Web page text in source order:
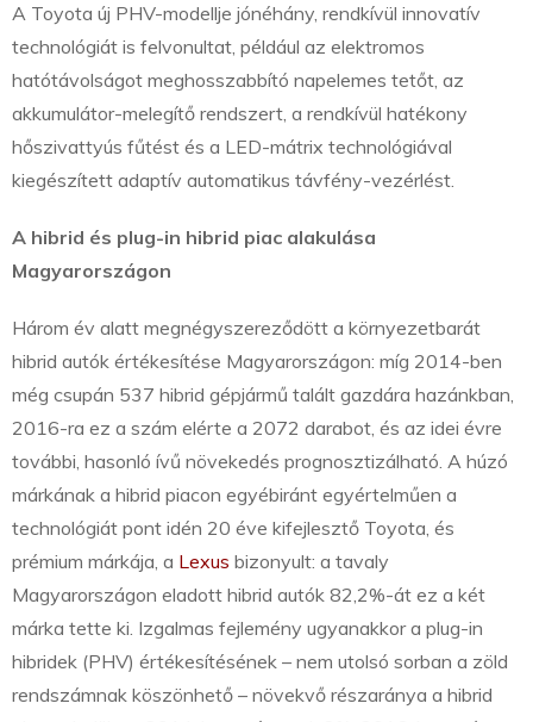
A Toyota új PHV-modellje jónéhány, rendkívül innovatív
technológiát is felvonultat, például az elektromos
hatótávolságot meghosszabbító napelemes tetőt, az
akkumulátor-melegítő rendszert, a rendkívül hatékony
hőszivattyús fűtést és a LED-mátrix technológiával
kiegészített adaptív automatikus távfény-vezérlést.
A hibrid és plug-in hibrid piac alakulása
Magyarországon
Három év alatt megnégyszereződött a környezetbarát
hibrid autók értékesítése Magyarországon: míg 2014-ben
még csupán 537 hibrid gépjármű talált gazdára hazánkban,
2016-ra ez a szám elérte a 2072 darabot, és az idei évre
további, hasonló ívű növekedés prognosztizálható. A húzó
márkának a hibrid piacon egyébiránt egyértelműen a
technológiát pont idén 20 éve kifejlesztő Toyota, és
prémium márkája, a Lexus bizonyult: a tavaly
Magyarországon eladott hibrid autók 82,2%-át ez a két
márka tette ki. Izgalmas fejlemény ugyanakkor a plug-in
hibridek (PHV) értékesítésének – nem utolsó sorban a zöld
rendszámnak köszönhető – növekvő részaránya a hibrid